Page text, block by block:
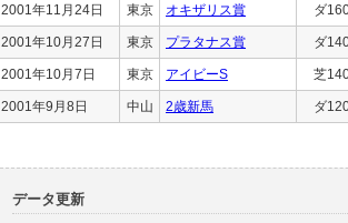
2001年11月24日 東京 オキザリス賞 ダ
2001年10月27日 東京 プラタナス賞 ダ
2001年10月7日 東京 アイビーS 芝
2001年9月8日 中山 2歳新馬 ダ
データ更新